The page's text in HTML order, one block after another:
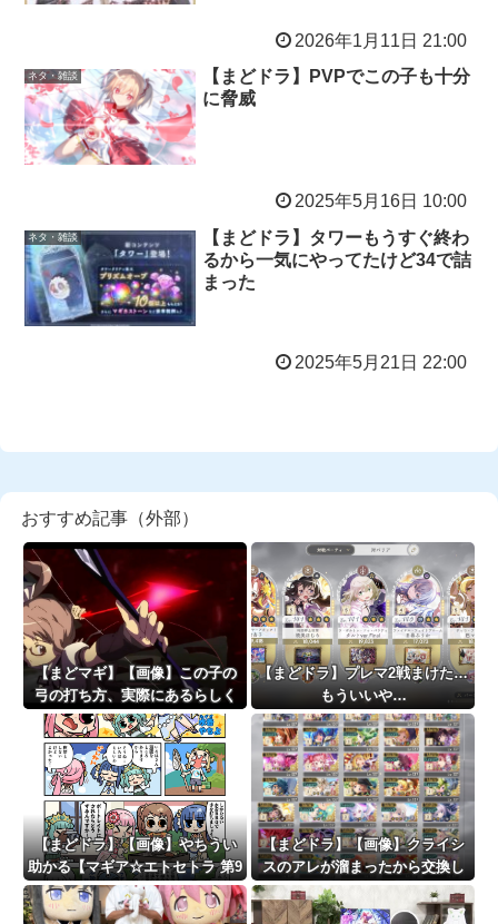
2026年1月11日 21:00
ネタ・雑談
【まどドラ】PVPでこの子も十分
に脅威
2025年5月16日 10:00
ネタ・雑談
【まどドラ】タワーもうすぐ終わ
るから一気にやってたけど34で詰
まった
2025年5月21日 22:00
おすすめ記事（外部）
【まどマギ】【画像】この子の
弓の打ち方、実際にあるらしく
て胸熱
【まどドラ】プレマ2戦まけた…
もういいや…
【まどドラ】【画像】やちうい
助かる【マギア☆エトセトラ 第9
5話】
【まどドラ】【画像】クライシ
スのアレが溜まったから交換し
ようと思うけど